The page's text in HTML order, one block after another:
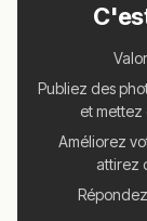
Publiez des
et mettez
Améliorez
attirez